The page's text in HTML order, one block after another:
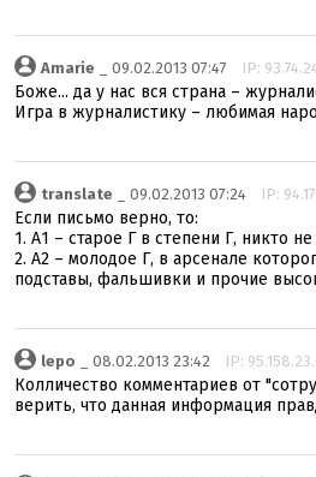
Amarie _ 09.02.2013 07:47 IP:
Боже... да у нас вся страна –
Игра в журналистику – любимая
translate _ 09.02.2013 07:24 IP:
Если письмо верно, то:
1. А1 – старое Г в степени Г, никто
2. А2 – молодое Г, в арсенале
подставы, фальшивки и прочие
lepo _ 08.02.2013 23:42 IP:
Колличество комментариев от
верить, что данная информация